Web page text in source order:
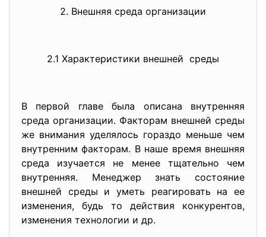
2. Внешняя среда организации
2.1 Характеристики внешней среды
В первой главе была описана внутренняя
среда организации. Факторам внешней среды
же внимания уделялось гораздо меньше чем
внутренним факторам. В наше время внешняя
среда изучается не менее тщательно чем
внутренняя. Менеджер знать состояние
внешней среды и уметь реагировать на ее
изменения, будь то действия конкурентов,
изменения технологии и др.